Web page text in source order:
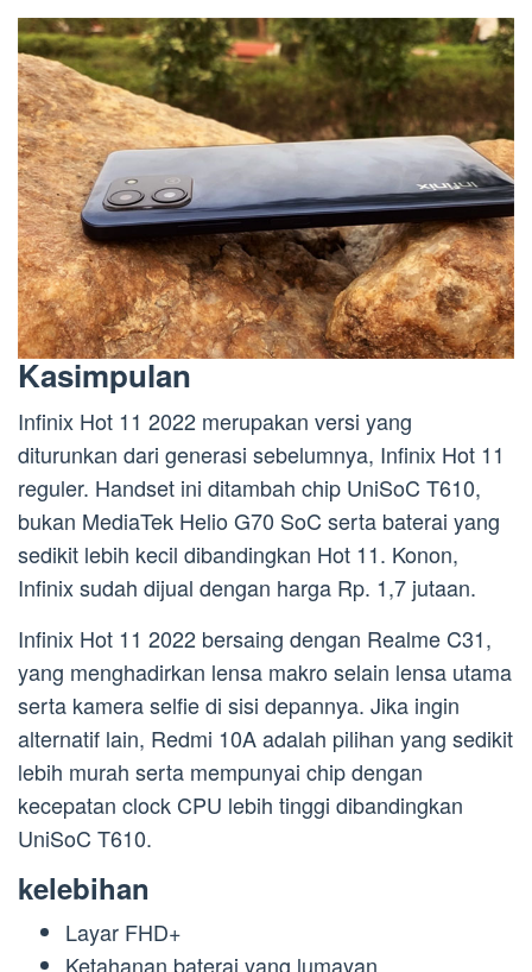
Kasimpulan
Infinix Hot 11 2022 merupakan versi yang
diturunkan dari generasi sebelumnya, Infinix Hot 11
reguler. Handset ini ditambah chip UniSoC T610,
bukan MediaTek Helio G70 SoC serta baterai yang
sedikit lebih kecil dibandingkan Hot 11. Konon,
Infinix sudah dijual dengan harga Rp. 1,7 jutaan.
Infinix Hot 11 2022 bersaing dengan Realme C31,
yang menghadirkan lensa makro selain lensa utama
serta kamera selfie di sisi depannya. Jika ingin
alternatif lain, Redmi 10A adalah pilihan yang sedikit
lebih murah serta mempunyai chip dengan
kecepatan clock CPU lebih tinggi dibandingkan
UniSoC T610.
kelebihan
Layar FHD+
Ketahanan baterai yang lumayan